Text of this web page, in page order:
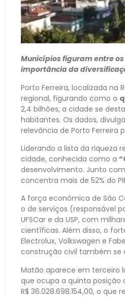
Municípios figuram entre
importância da
Porto Ferreira, localizada
regional, figurando como o
2,4 bilhões, a cidade se
habitantes. Os dados,
relevância de Porto Ferreira
Liderando a lista da riqueza
cidade, conhecida como a
desenvolvimento. Junto com
concentra mais de 52% do
A força econômica de São
o de serviços (responsável
UFSCar e da USP, com
científicas. Além disso, o
Electrolux, Volkswagen e
construção civil também se
Matão aparece em terceiro
que ocupa a quinta posição
R$ 36.028.698.154,00, o que